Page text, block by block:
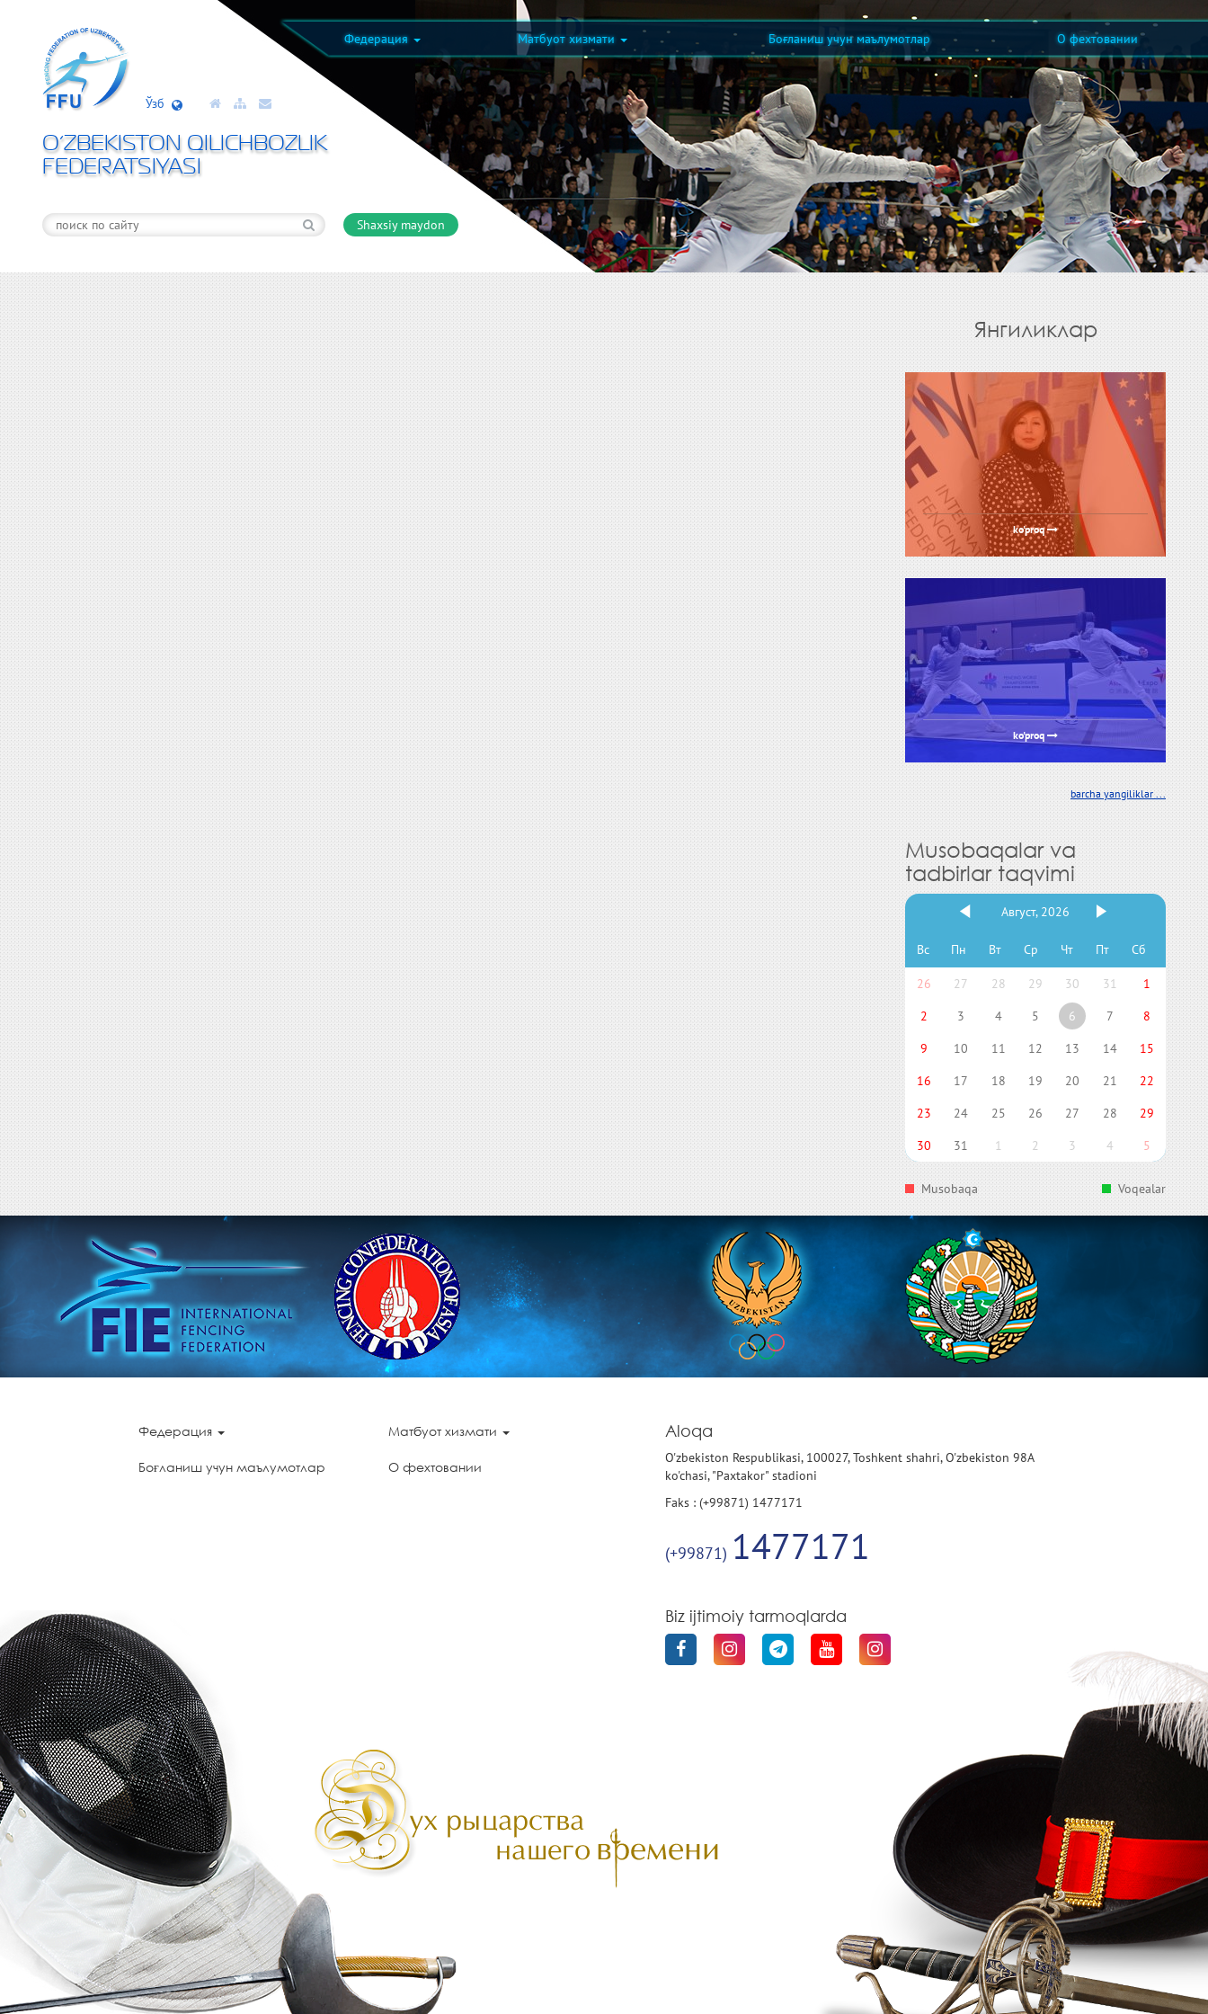
Федерация Матбуот хизмати Боғланиш учун маълумотлар О фехтовании
Ўзб
O’ZBEKISTON QILICHBOZLIK
FEDERATSIYASI
Shaxsiy maydon
Янгиликлар
ko'proq
ko'proq
barcha yangiliklar ...
Musobaqalar va
tadbirlar taqvimi
Август, 2026
Вс Пн Вт Ср Чт Пт Сб
26 27 28 29 30 31
1
2
3 4 5 6 7
8
9
10 11 12 13 14
15
16
17 18 19 20 21
22
23
24 25 26 27 28
29
30
31 1 2 3 4 5
Musobaqa Voqealar
Федерация Матбуот хизмати
Боғланиш учун маълумотлар О фехтовании
Aloqa
O'zbekiston Respublikasi, 100027, Toshkent shahri, O'zbekiston 98A
ko'chasi, "Paxtakor" stadioni
Faks : (+99871) 1477171
(+99871) 1477171
Biz ijtimoiy tarmoqlarda